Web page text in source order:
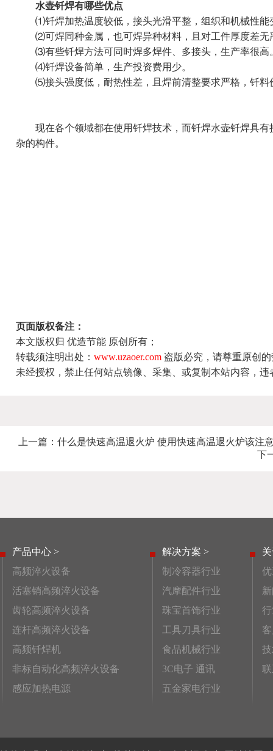
水壶钎焊有哪些优点
⑴钎焊加热温度较低，接头光滑平整，组织和机械性能
⑵可焊同种金属，也可焊异种材料，且对工件厚度差无
⑶有些钎焊方法可同时焊多焊件、多接头，生产率很高
⑷钎焊设备简单，生产投资费用少。
⑸接头强度低，耐热性差，且焊前清整要求严格，钎料
现在各个领域都在使用钎焊技术，而钎焊水壶钎焊具有
杂的构件。
页面版权备注：
本文版权归 优造节能 原创所有；
转载须注明出处： www.uzaoer.com 盗版必究，请尊重原创
未经授权，禁止任何站点镜像、采集、或复制本站内容，
上一篇： 什么是快速高温退火炉 使用快速高温退火炉该注
下
产品中心 >
高频淬火设备
活塞销高频淬火设备
齿轮高频淬火设备
连杆高频淬火设备
高频钎焊机
非标自动化高频淬火设备
感应加热电源
解决方案 >
制冷容器行业
汽摩配件行业
珠宝首饰行业
工具刀具行业
食品机械行业
3C电子 通讯
五金家电行业